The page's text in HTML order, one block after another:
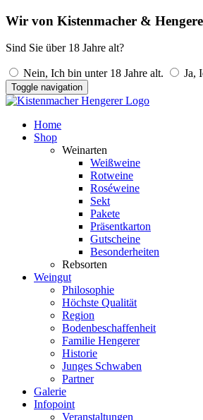
Wir von Kistenmacher &
Sind Sie über 18 Jahre alt?
Nein, Ich bin unter 18 Jahre alt. Ja,
Toggle navigation
Home
Shop
Weinarten
Weißweine
Rotweine
Roséweine
Sekt
Pakete
Präsentkarton
Gutscheine
Besonderheiten
Rebsorten
Weingut
Philosophie
Höchste Qualität
Region
Bodenbeschaffenheit
Familie Hengerer
Historie
Junges Schwaben
Partner
Galerie
Infopoint
Veranstaltungen